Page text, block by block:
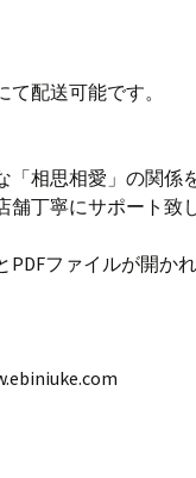
配送可能です。
「相思相愛」の関係
丁寧にサポート致
ファイルが開かれ